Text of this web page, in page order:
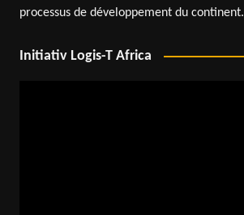
processus de développement du continent.
Initiativ Logis-T Africa